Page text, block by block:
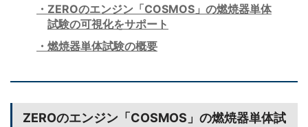
ZEROのエンジン「COSMOS」の燃焼器単体
試験の可視化をサポート
燃焼器単体試験の概要
ZEROのエンジン「COSMOS」の燃焼器単体試